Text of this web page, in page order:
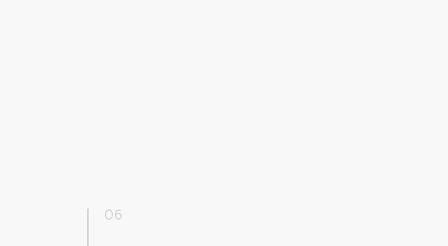
06